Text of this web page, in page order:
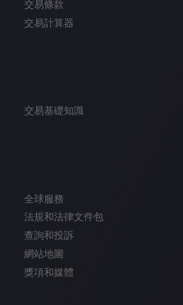
交易條款
交易計算器
交易基礎知識
全球服務
法規和法律文件包
查詢和投訴
網站地圖
獎項和媒體